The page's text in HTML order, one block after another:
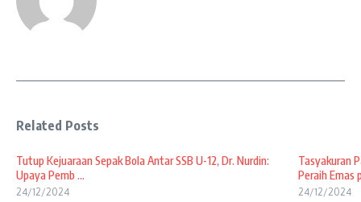
Related Posts
Tutup Kejuaraan Sepak Bola Antar SSB U-12, Dr. Nurdin:
Upaya Pemb ...
24/12/2024
Tasyakuran
Peraih Emas
24/12/2024